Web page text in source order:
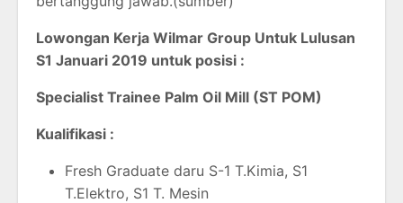
Lowongan Kerja Wilmar Group Untuk Lulusan
S1 Januari 2019 untuk posisi :
Specialist Trainee Palm Oil Mill (ST POM)
Kualifikasi :
Fresh Graduate daru S-1 T.Kimia, S1
T.Elektro, S1 T. Mesin